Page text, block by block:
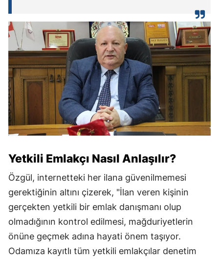
Yetkili Emlakçı Nasıl Anlaşılır?
Özgül, internetteki her ilana güvenilmemesi
gerektiğinin altını çizerek, "İlan veren kişinin
gerçekten yetkili bir emlak danışmanı olup
olmadığının kontrol edilmesi, mağduriyetlerin
önüne geçmek adına hayati önem taşıyor.
Odamıza kayıtlı tüm yetkili emlakçılar denetim